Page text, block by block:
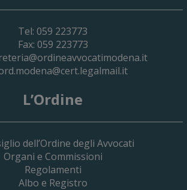
Tel: 059 223773
Fax: 059 223773
L’Ordine
dell’Ordine degli Avvocati
Organi e Commissioni
Regolamenti
Albo e Registro